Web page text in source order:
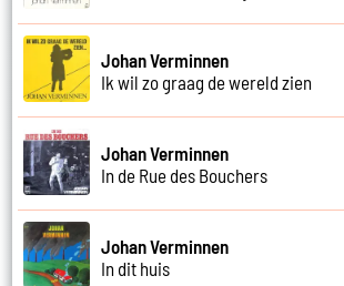
Johan Verminnen
Ik wil zo graag de wereld zien
Johan Verminnen
In de Rue des Bouchers
Johan Verminnen
In dit huis